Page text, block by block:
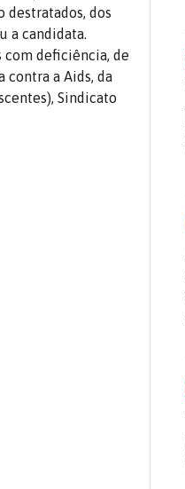
destratados, dos
a candidata.
com deficiência, de
contra a Aids, da
Sindicato